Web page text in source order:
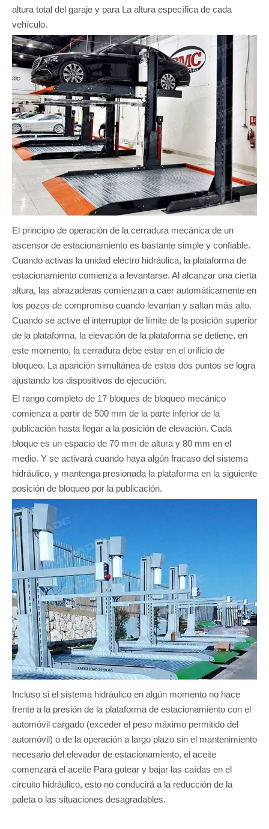
altura total del garaje y para La altura específica de cada
vehículo.
El principio de operación de la cerradura mecánica de un
ascensor de estacionamiento es bastante simple y confiable.
Cuando activas la unidad electro hidráulica, la plataforma de
estacionamiento comienza a levantarse. Al alcanzar una cierta
altura, las abrazaderas comienzan a caer automáticamente en
los pozos de compromiso cuando levantan y saltan más alto.
Cuando se active el interruptor de límite de la posición superior
de la plataforma, la elevación de la plataforma se detiene, en
este momento, la cerradura debe estar en el orificio de
bloqueo. La aparición simultánea de estos dos puntos se logra
ajustando los dispositivos de ejecución.
El rango completo de 17 bloques de bloqueo mecánico
comienza a partir de 500 mm de la parte inferior de la
publicación hasta llegar a la posición de elevación. Cada
bloque es un espacio de 70 mm de altura y 80 mm en el
medio. Y se activará cuando haya algún fracaso del sistema
hidráulico, y mantenga presionada la plataforma en la siguiente
posición de bloqueo por la publicación.
Incluso si el sistema hidráulico en algún momento no hace
frente a la presión de la plataforma de estacionamiento con el
automóvil cargado (exceder el peso máximo permitido del
automóvil) o de la operación a largo plazo sin el mantenimiento
necesario del elevador de estacionamiento, el aceite
comenzará el aceite Para gotear y bajar las caídas en el
circuito hidráulico, esto no conducirá a la reducción de la
paleta o las situaciones desagradables.